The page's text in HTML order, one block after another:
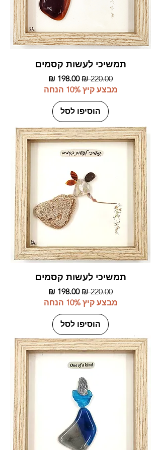
תמשיכי לעשות קסמים
מחיר רגילמחיר מבצע
מבצע קיץ 10% הנחה
הוסיפו לסל
תמשיכי לעשות קסמים
מחיר רגילמחיר מבצע
מבצע קיץ 10% הנחה
הוסיפו לסל